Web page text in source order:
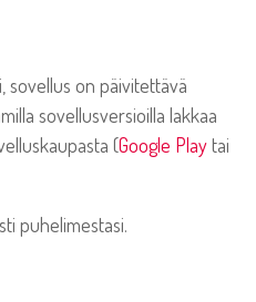
sovellus on päivitettävä
sovellusversioilla lakkaa
(Google Playtai
puhelimestasi.